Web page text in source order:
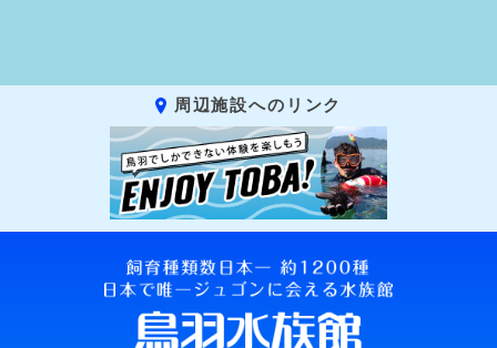
周辺施設へのリンク